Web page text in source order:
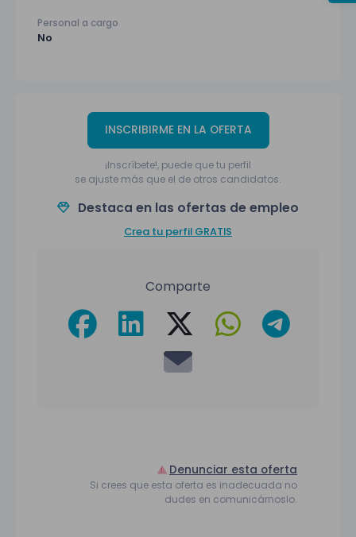
Personal a cargo
No
INSCRIBIRME EN LA OFERTA
¡Inscríbete!, puede que tu perfil
se ajuste más que el de otros candidatos.
Destaca en las ofertas de empleo
Crea tu perfil GRATIS
Comparte
Denunciar esta oferta
Si crees que esta oferta es inadecuada no
dudes en comunicárnoslo.